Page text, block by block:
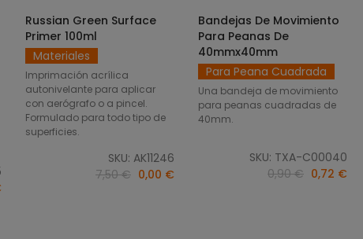
AÑADIR AL CARRITO
Russian Green Surface
Primer 100ml
Materiales
Imprimación acrílica
autonivelante para aplicar
con aerógrafo o a pincel.
Formulado para todo tipo de
superficies.
SKU: AK11246
7,50 € 0,00 €
SELECCIONAR OPCIONES
Bandejas De Movimiento
Para Peanas De
40mmx40mm
Para Peana Cuadrada
Una bandeja de movimiento
para peanas cuadradas de
40mm.
SKU: TXA-C00040
0,90 € 0,72 €